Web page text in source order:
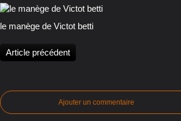
le manège de Victot betti
Article précédent
Ajouter un commentaire